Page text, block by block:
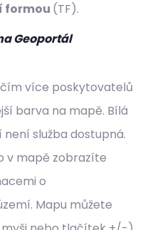
formou (TF).
Geoportál
více poskytovatelů
barva na mapě. Bílá
služba dostupná.
v mapě zobrazíte
o
Mapu můžete